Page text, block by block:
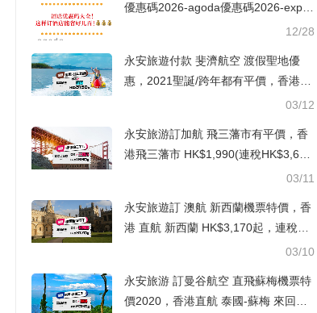
優惠碼2026-agoda優惠碼2026-expe
dia折扣碼-booking hotel優惠碼,ctrip
pedia折扣碼2026-booking hotel優惠
碼,ctrip訂房優惠代碼,永安旅遊優惠碼
12/28
永安旅遊付款 斐濟航空 渡假聖地優
惠，2021聖誕/跨年都有平價，香港直
航 斐濟-楠迪來回機票HK$3,150起(連
底
03/12
永安旅游訂加航 飛三藩市有平價，香
港飛三藩市 HK$1,990(連稅HK$3,62
03/11
永安旅遊訂 澳航 新西蘭機票特價，香
港 直航 新西蘭 HK$3,170起，連稅奧
克蘭/基督城 HK$3,926起, 出發日期至
03/10
永安旅游 訂曼谷航空 直飛蘇梅機票特
價2020，香港直航 泰國-蘇梅 來回HK